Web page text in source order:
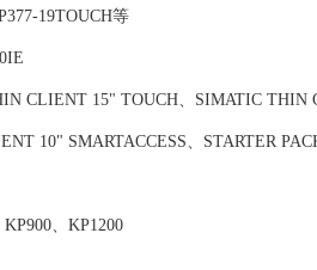
19TOUCH等
CLIENT 15" TOUCH、SIMATIC THIN
10" SMARTACCESS、STARTER
、KP1200